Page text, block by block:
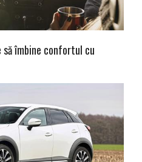
să îmbine confortul cu